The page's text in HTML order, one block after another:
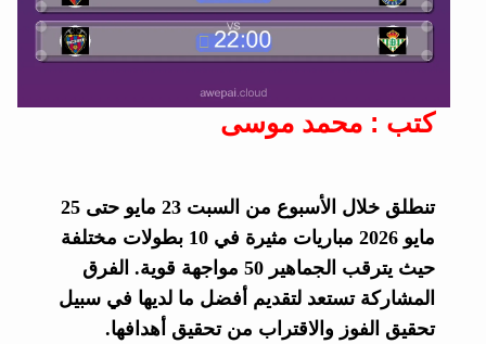
كتب : محمد موسى
تنطلق خلال الأسبوع من السبت 23 مايو حتى 25
مايو 2026 مباريات مثيرة في 10 بطولات مختلفة
حيث يترقب الجماهير 50 مواجهة قوية. الفرق
المشاركة تستعد لتقديم أفضل ما لديها في سبيل
تحقيق الفوز والاقتراب من تحقيق أهدافها.